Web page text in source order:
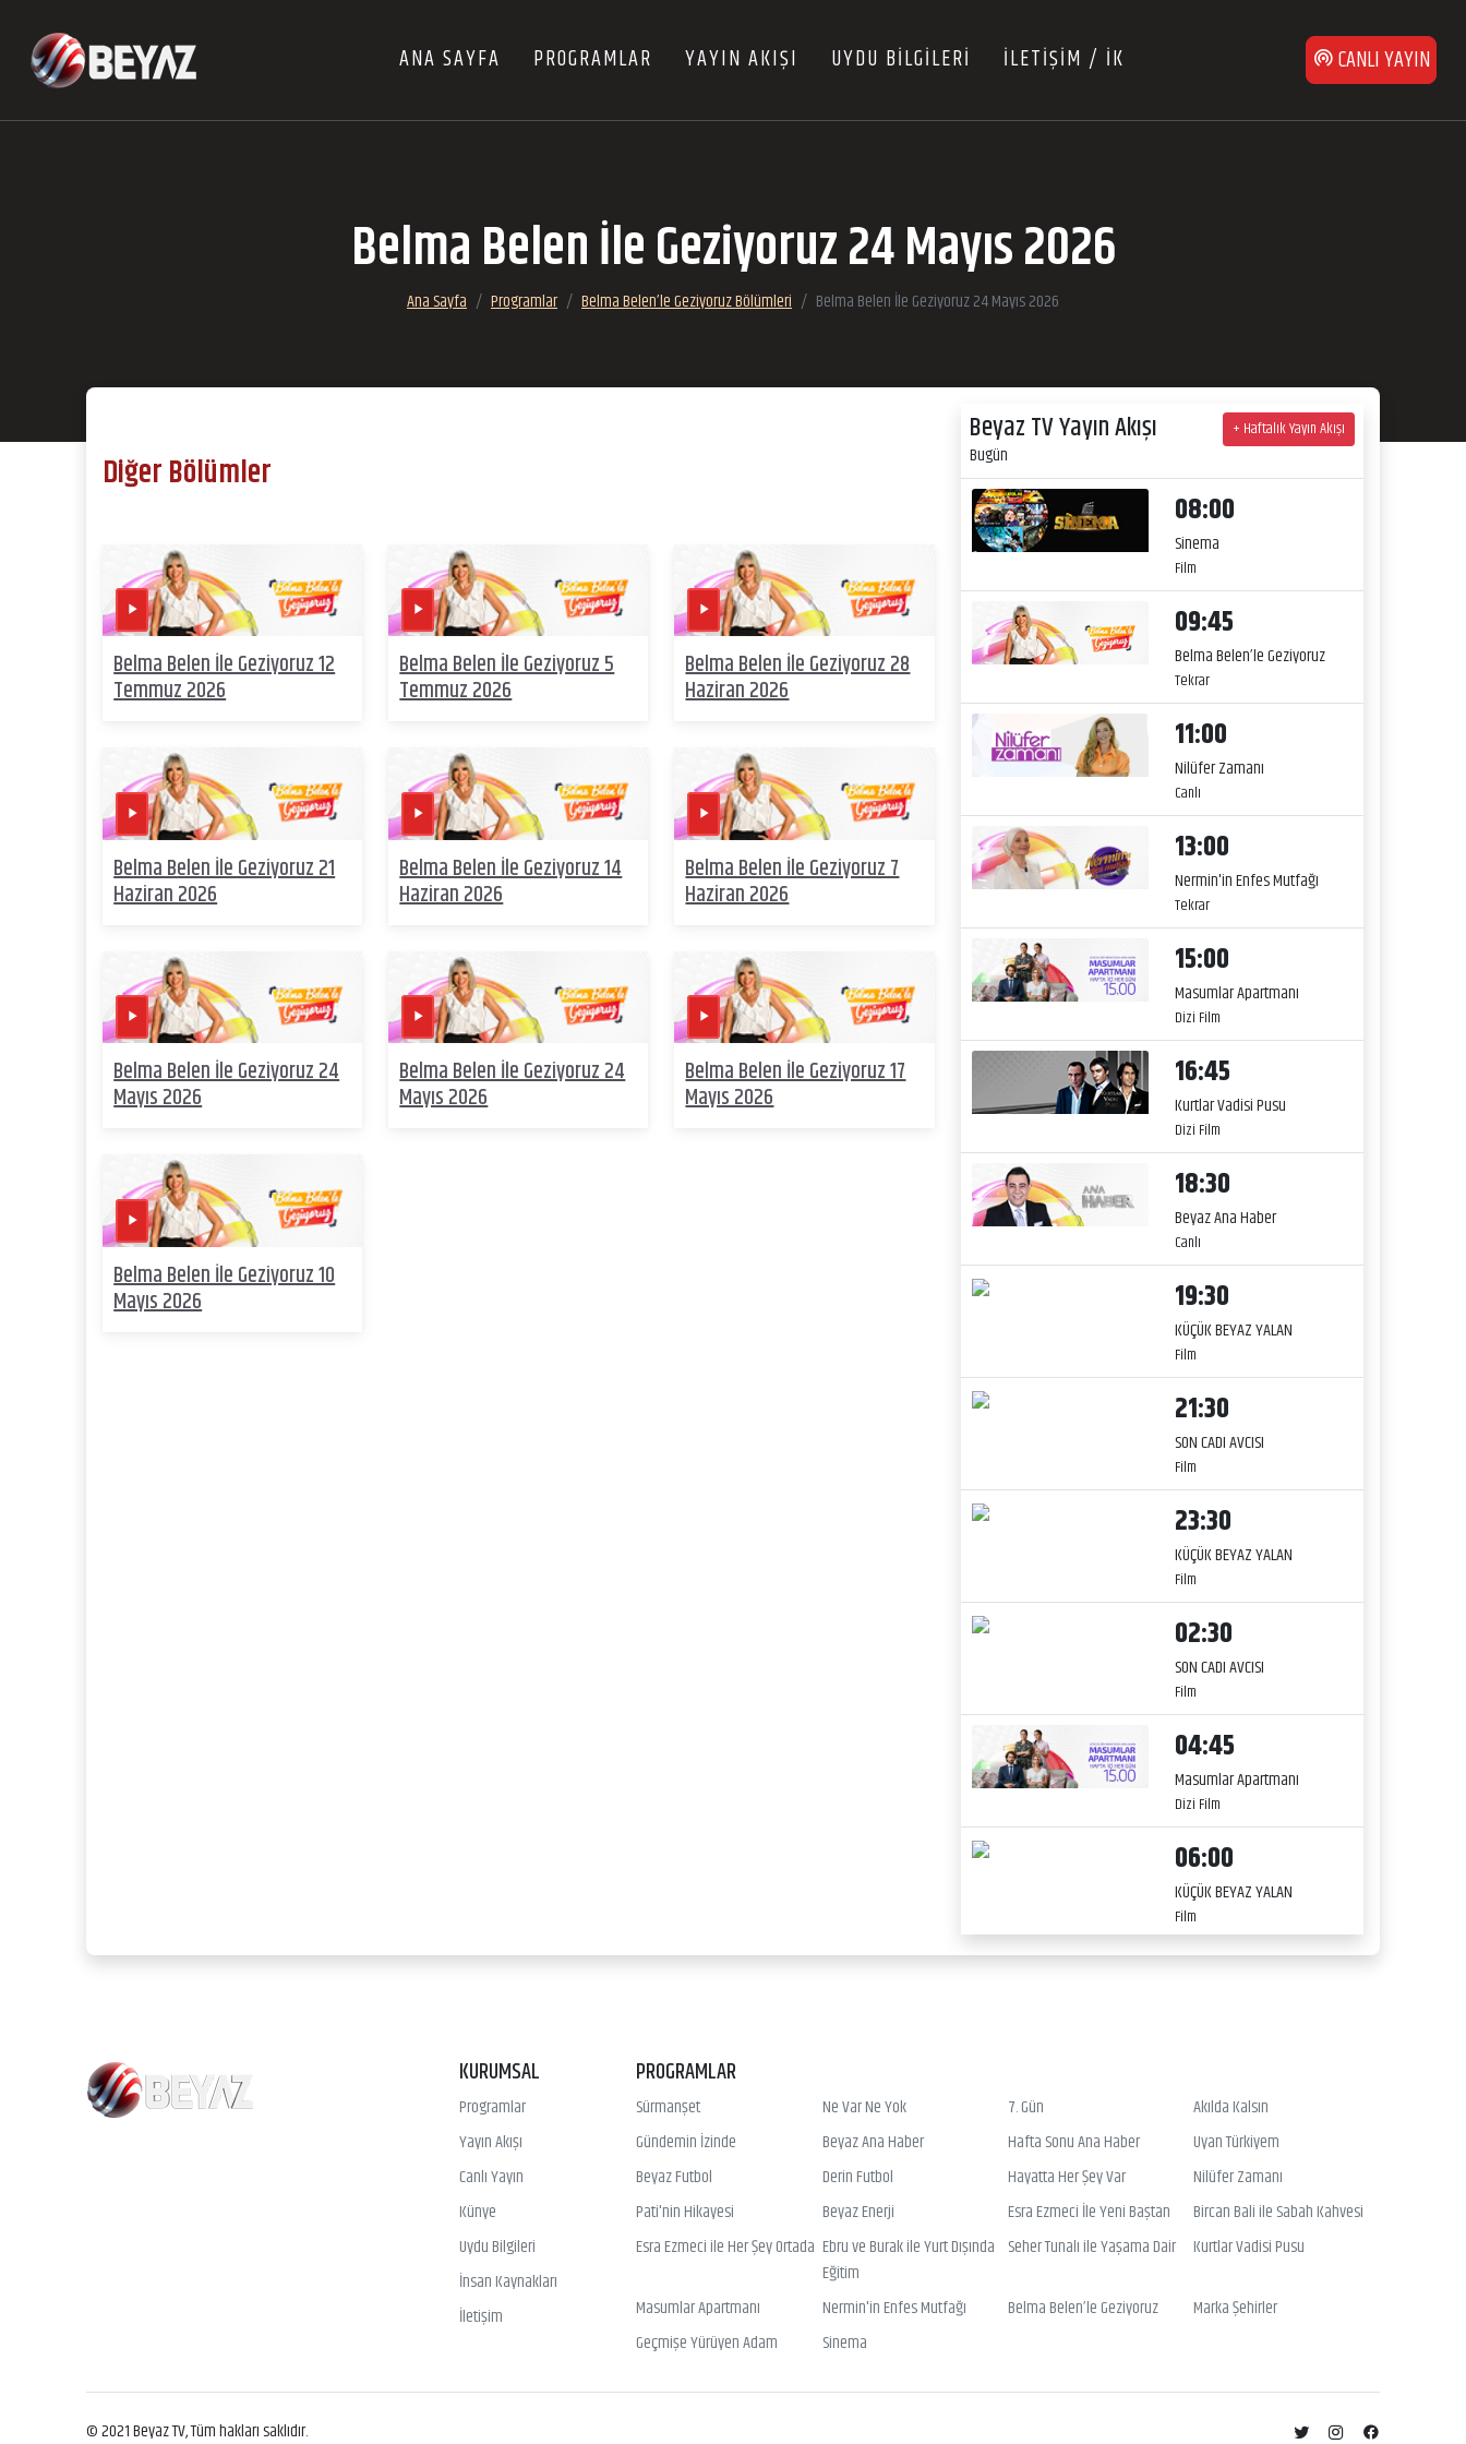
ANA SAYFA PROGRAMLAR YAYIN AKIŞI UYDU BİLGİLERİ İLETİŞİM / İK CANLI YAYIN
Belma Belen İle Geziyoruz 24 Mayıs 2026
Ana Sayfa Programlar Belma Belen’le Geziyoruz Bölümleri Belma Belen İle Geziyoruz 24 Mayıs 2026
Diğer Bölümler
Belma Belen İle Geziyoruz 12
Temmuz 2026
Belma Belen İle Geziyoruz 5
Temmuz 2026
Belma Belen İle Geziyoruz 28
Haziran 2026
Belma Belen İle Geziyoruz 21
Haziran 2026
Belma Belen İle Geziyoruz 14
Haziran 2026
Belma Belen İle Geziyoruz 7
Haziran 2026
Belma Belen İle Geziyoruz 24
Mayıs 2026
Belma Belen İle Geziyoruz 24
Mayıs 2026
Belma Belen İle Geziyoruz 17
Mayıs 2026
Belma Belen İle Geziyoruz 10
Mayıs 2026
Beyaz TV Yayın Akışı
Bugün
+ Haftalık Yayın Akışı
08:00
Sinema
Film
09:45
Belma Belen’le Geziyoruz
Tekrar
11:00
Nilüfer Zamanı
Canlı
13:00
Nermin'in Enfes Mutfağı
Tekrar
15:00
Masumlar Apartmanı
Dizi Film
16:45
Kurtlar Vadisi Pusu
Dizi Film
18:30
Beyaz Ana Haber
Canlı
19:30
KÜÇÜK BEYAZ YALAN
Film
21:30
SON CADI AVCISI
Film
23:30
KÜÇÜK BEYAZ YALAN
Film
02:30
SON CADI AVCISI
Film
04:45
Masumlar Apartmanı
Dizi Film
06:00
KÜÇÜK BEYAZ YALAN
Film
KURUMSAL
Programlar
Yayın Akışı
Canlı Yayın
Künye
Uydu Bilgileri
İnsan Kaynakları
İletişim
PROGRAMLAR
Sürmanşet Ne Var Ne Yok 7. Gün
Akılda Kalsın
Gündemin İzinde
Beyaz Ana Haber Hafta Sonu Ana Haber
Uyan Türkiyem
Beyaz Futbol
Derin Futbol Hayatta Her Şey Var
Nilüfer Zamanı
Pati'nin Hikayesi
Beyaz Enerji Esra Ezmeci İle Yeni Baştan
Bircan Bali ile Sabah Kahvesi
Esra Ezmeci ile Her Şey Ortada Ebru ve Burak ile Yurt Dışında
Eğitim
Seher Tunalı ile Yaşama Dair Kurtlar Vadisi Pusu
Masumlar Apartmanı Nermin'in Enfes Mutfağı Belma Belen’le Geziyoruz
Marka Şehirler
Geçmişe Yürüyen Adam
Sinema
© 2021 Beyaz TV, Tüm hakları saklıdır.